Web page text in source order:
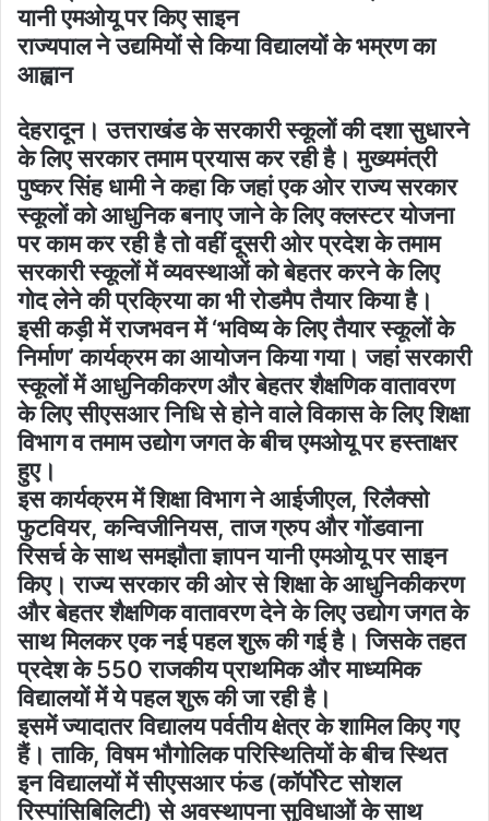
यानी एमओयू पर किए साइन
राज्यपाल ने उद्यमियों से किया विद्यालयों के भम्रण का
आह्वान
देहरादून। उत्तराखंड के सरकारी स्कूलों की दशा सुधारने
के लिए सरकार तमाम प्रयास कर रही है। मुख्यमंत्री
पुष्कर सिंह धामी ने कहा कि जहां एक ओर राज्य सरकार
स्कूलों को आधुनिक बनाए जाने के लिए क्लस्टर योजना
पर काम कर रही है तो वहीं दूसरी ओर प्रदेश के तमाम
सरकारी स्कूलों में व्यवस्थाओं को बेहतर करने के लिए
गोद लेने की प्रक्रिया का भी रोडमैप तैयार किया है।
इसी कड़ी में राजभवन में ‘भविष्य के लिए तैयार स्कूलों के
निर्माण’ कार्यक्रम का आयोजन किया गया। जहां सरकारी
स्कूलों में आधुनिकीकरण और बेहतर शैक्षणिक वातावरण
के लिए सीएसआर निधि से होने वाले विकास के लिए शिक्षा
विभाग व तमाम उद्योग जगत के बीच एमओयू पर हस्ताक्षर
हुए।
इस कार्यक्रम में शिक्षा विभाग ने आईजीएल, रिलैक्सो
फुटवियर, कन्विजीनियस, ताज ग्रुप और गोंडवाना
रिसर्च के साथ समझौता ज्ञापन यानी एमओयू पर साइन
किए। राज्य सरकार की ओर से शिक्षा के आधुनिकीकरण
और बेहतर शैक्षणिक वातावरण देने के लिए उद्योग जगत के
साथ मिलकर एक नई पहल शुरू की गई है। जिसके तहत
प्रदेश के 550 राजकीय प्राथमिक और माध्यमिक
विद्यालयों में ये पहल शुरू की जा रही है।
इसमें ज्यादातर विद्यालय पर्वतीय क्षेत्र के शामिल किए गए
हैं। ताकि, विषम भौगोलिक परिस्थितियों के बीच स्थित
इन विद्यालयों में सीएसआर फंड (कॉर्पाेरेट सोशल
रिस्पांसिबिलिटी) से अवस्थापना सुविधाओं के साथ